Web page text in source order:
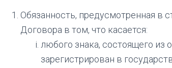
Обязанность, предусмотренная в
Договора в том, что касается:
любого знака, состоящего из
зарегистрирован в